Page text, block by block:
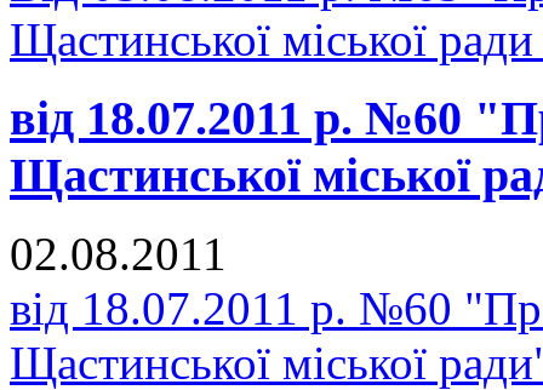
Щастинської міської
від 18.07.2011 р. №60
Щастинської міської
02.08.2011
від 18.07.2011 р. №60
Щастинської міської